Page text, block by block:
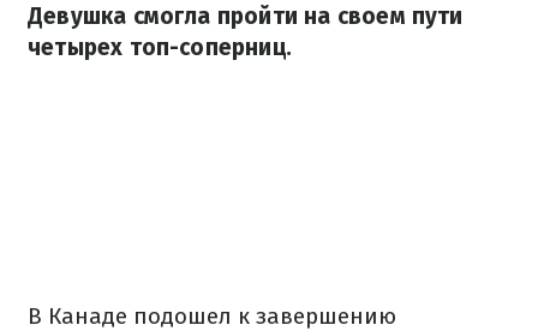
Девушка смогла пройти на своем пути
четырех топ-соперниц.
В Канаде подошел к завершению